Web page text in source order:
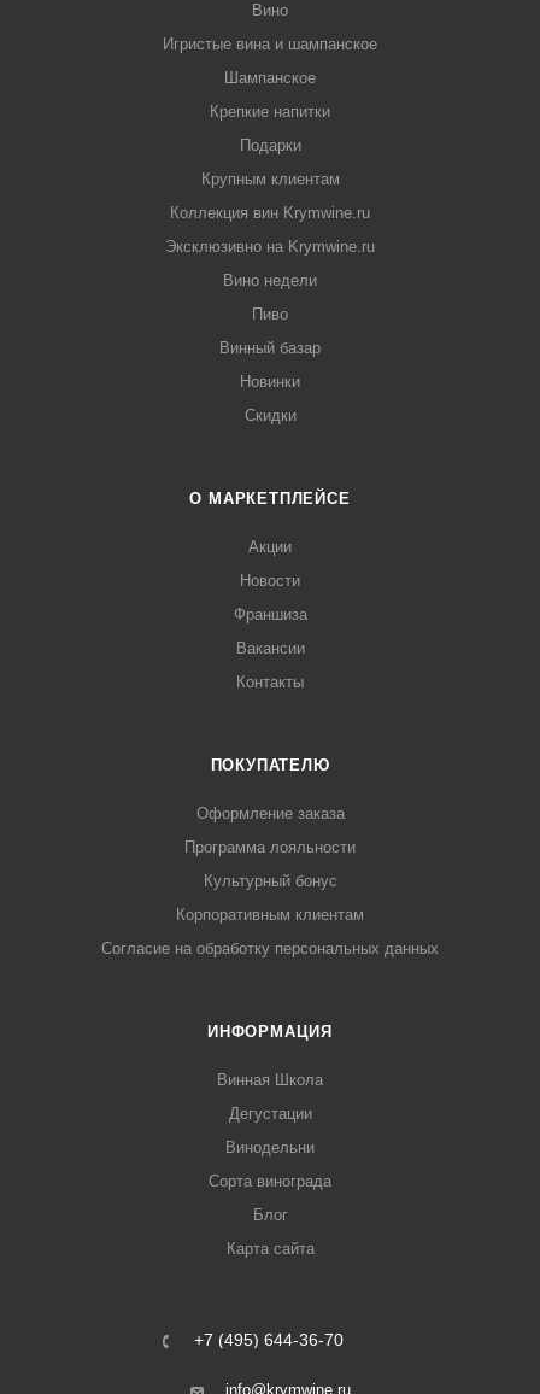
Вино
Игристые вина и шампанское
Шампанское
Крепкие напитки
Подарки
Крупным клиентам
Коллекция вин Krymwine.ru
Эксклюзивно на Krymwine.ru
Вино недели
Пиво
Винный базар
Новинки
Скидки
О МАРКЕТПЛЕЙСЕ
Акции
Новости
Франшиза
Вакансии
Контакты
ПОКУПАТЕЛЮ
Оформление заказа
Программа лояльности
Культурный бонус
Корпоративным клиентам
Согласие на обработку персональных данных
ИНФОРМАЦИЯ
Винная Школа
Дегустации
Винодельни
Сорта винограда
Блог
Карта сайта
+7 (495) 644-36-70
info@krymwine.ru